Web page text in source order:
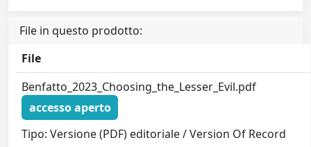
File in questo prodotto:
File
Benfatto_2023_Choosing_the_Lesser_Evil.pdf
accesso aperto
Tipo: Versione (PDF) editoriale / Version Of Record